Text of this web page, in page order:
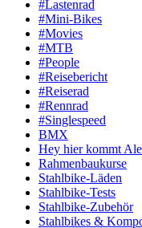
#Lastenrad
#Mini-Bikes
#Movies
#MTB
#People
#Reisebericht
#Reiserad
#Rennrad
#Singlespeed
BMX
Hey hier kommt
Rahmenbaukurse
Stahlbike-Läden
Stahlbike-Tests
Stahlbike-Zubehör
Stahlbikes &